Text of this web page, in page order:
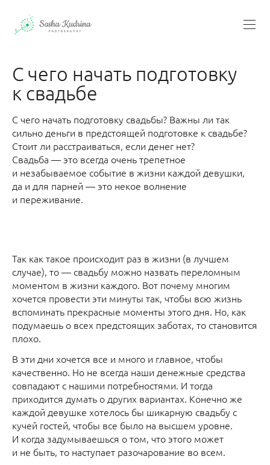
С чего начать подготовку
к свадьбе
С чего начать подготовку свадьбы? Важны ли так
сильно деньги в предстоящей подготовке к свадьбе?
Стоит ли расстраиваться, если денег нет?
Свадьба — это всегда очень трепетное
и незабываемое событие в жизни каждой девушки,
да и для парней — это некое волнение
и переживание.
Так как такое происходит раз в жизни (в лучшем
случае), то — свадьбу можно назвать переломным
моментом в жизни каждого. Вот почему многим
хочется провести эти минуты так, чтобы всю жизнь
вспоминать прекрасные моменты этого дня. Но, как
подумаешь о всех предстоящих заботах, то становится
плохо.
В эти дни хочется все и много и главное, чтобы
качественно. Но не всегда наши денежные средства
совпадают с нашими потребностями. И тогда
приходится думать о других вариантах. Конечно же
каждой девушке хотелось бы шикарную свадьбу с
кучей гостей, чтобы все было на высшем уровне.
И когда задумываешься о том, что этого может
и не быть, то наступает разочарование во всем.